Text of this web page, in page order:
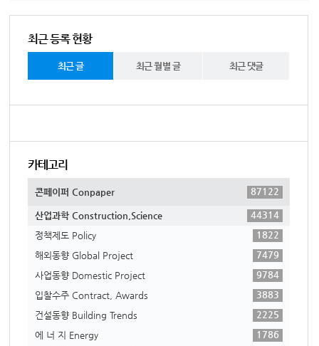
최근 등록 현황
최근 글 최근 월별 글 최근 댓글
카테고리
콘페이퍼 Conpaper 87122
산업과학 Construction,Science
44314
정책제도 Policy
1822
해외동향 Global Project
7479
사업동향 Domestic Project
9784
입찰수주 Contract, Awards
3883
건설동향 Building Trends
2225
에 너 지 Energy
1786